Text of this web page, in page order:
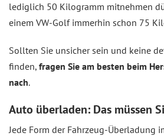
lediglich 50 Kilogramm mitnehmen
einem VW-Golf immerhin schon 75
Sollten Sie unsicher sein und keine
finden, fragen Sie am besten beim
nach.
Auto überladen: Das müssen
Jede Form der Fahrzeug-Überladung